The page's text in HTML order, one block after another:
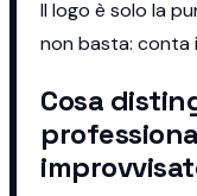
Il logo è solo la
non basta: conta
Cosa